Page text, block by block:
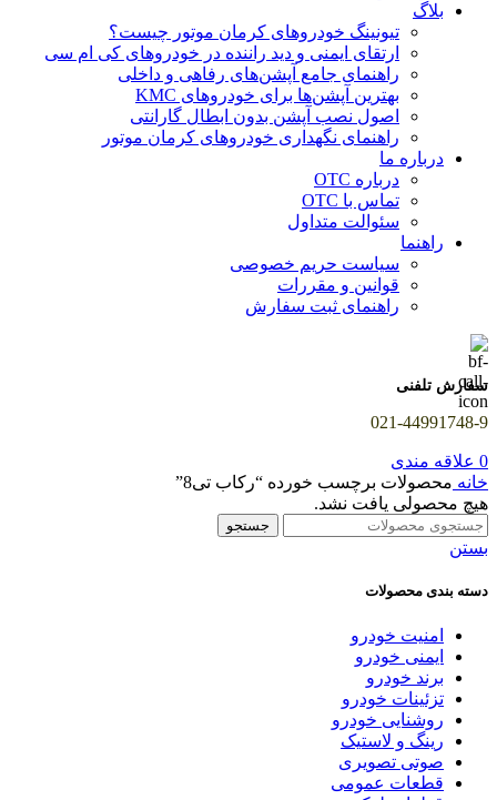
بلاگ
تیونینگ خودروهای کرمان موتور چیست؟
ارتقای ایمنی و دید راننده در خودروهای کی ام سی
راهنمای جامع آپشن‌های رفاهی و داخلی
بهترین آپشن‌ها برای خودروهای KMC
اصول نصب آپشن بدون ابطال گارانتی
راهنمای نگهداری خودروهای کرمان موتور
درباره ما
درباره OTC
تماس با OTC
سئوالت متداول
راهنما
سیاست حریم خصوصی
قوانین و مقررات
راهنمای ثبت سفارش
سفارش تلفنی
021-44991748-9
0 علاقه مندی
خانه محصولات برچسب خورده “رکاب تی8”
هیچ محصولی یافت نشد.
جستجو
بستن
دسته بندی محصولات
امنیت خودرو
ایمنی خودرو
برند خودرو
تزئینات خودرو
روشنایی خودرو
رینگ و لاستیک
صوتی تصویری
قطعات عمومی